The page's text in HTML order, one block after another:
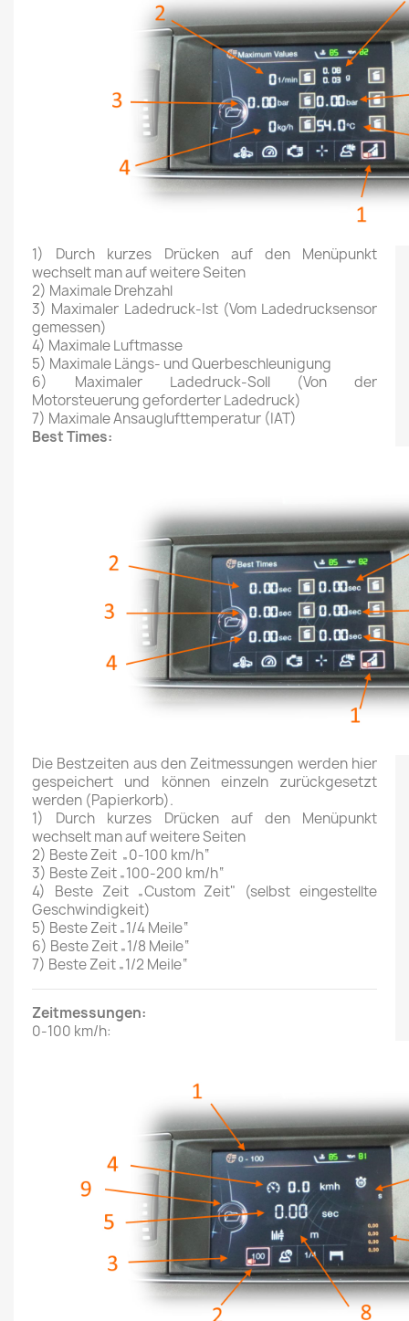
1) Durch kurzes Drücken auf den Menüpunkt
wechselt man auf weitere Seiten
2) Maximale Drehzahl
3) Maximaler Ladedruck-Ist (Vom Ladedrucksensor
gemessen)
4) Maximale Luftmasse
5) Maximale Längs- und Querbeschleunigung
6) Maximaler Ladedruck-Soll (Von der
Motorsteuerung geforderter Ladedruck)
7) Maximale Ansauglufttemperatur (IAT)
Best Times:
Die Bestzeiten aus den Zeitmessungen werden hier
gespeichert und können einzeln zurückgesetzt
werden (Papierkorb).
1) Durch kurzes Drücken auf den Menüpunkt
wechselt man auf weitere Seiten
2) Beste Zeit „0-100 km/h“
3) Beste Zeit „100-200 km/h“
4) Beste Zeit „Custom Zeit" (selbst eingestellte
Geschwindigkeit)
5) Beste Zeit „1/4 Meile“
6) Beste Zeit „1/8 Meile“
7) Beste Zeit „1/2 Meile“
Zeitmessungen:
0-100 km/h: